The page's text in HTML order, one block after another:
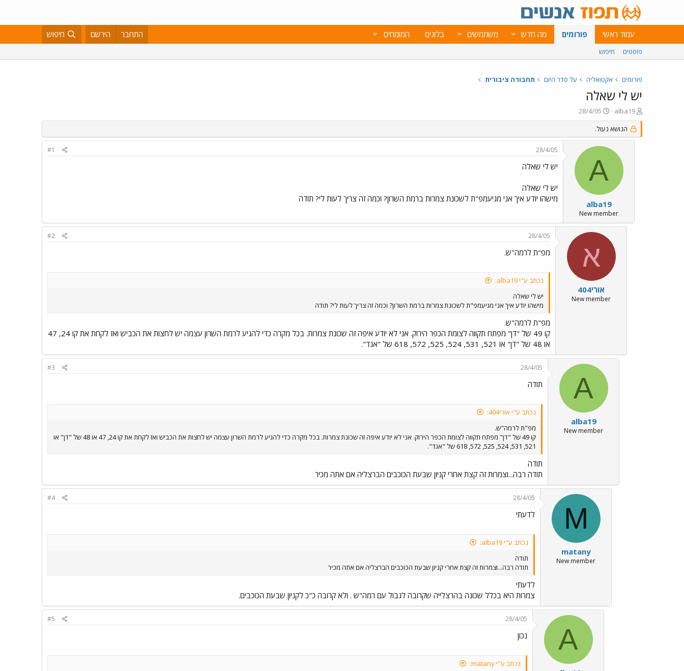
עמוד ראשי פורומים מה חדש משתמשים בלוגים המומחים התחבר הירשם חיפוש
פוסטים חיפוש
פורומים אקטואליה על סדר היום תחבורה ציבורית
יש לי שאלה
פ
ו
ת
ח
alba19
פ
ו
ר
ס
ם
ת
א
י
ך
28/4/05
הנושא נעול.
A
alba19
New member
28/4/05
#1
יש לי שאלה
יש לי שאלה
מישהו יודע איך אני מגיעמפ"ת לשכונת צמרות ברמת השרון? וכמה זה צריך לעות לי? תודה
א
אורי404
New member
28/4/05
#2
מפ"ת לרמה"ש.
נכתב ע"י alba19:
יש לי שאלה
מישהו יודע איך אני מגיעמפ"ת לשכונת צמרות ברמת השרון? וכמה זה צריך לעות לי? תודה
מפ"ת לרמה"ש.
קו 49 של "דן" מפתח תקווה לצומת הכפר הירוק. אני לא יודע איפה זה שכונת צמרות. בכל מקרה כדי להגיע לרמת השרון עצמה יש לחצות את הכביש ואז לקחת את קו 24, 47
או 48 של "דן" או 521, 531, 524, 525, 572, 618 של "אגד".
A
alba19
New member
28/4/05
#3
תודה
נכתב ע"י אורי404:
מפ"ת לרמה"ש.
קו 49 של "דן" מפתח תקווה לצומת הכפר הירוק. אני לא יודע איפה זה שכונת צמרות. בכל מקרה כדי להגיע לרמת השרון עצמה יש לחצות את הכביש ואז לקחת את קו 24, 47 או 48 של "דן" או
521, 531, 524, 525, 572, 618 של "אגד".
תודה
תודה רבה...וצמרות זה קצת אחרי קניון שבעת הכוכבים הברצליה אם אתה מכיר
M
matany
New member
28/4/05
#4
לדעתי
נכתב ע"י alba19:
תודה
תודה רבה...וצמרות זה קצת אחרי קניון שבעת הכוכבים הברצליה אם אתה מכיר
לדעתי
צמרות היא בכלל שכונה בהרצלייה שקרובה לגבול עם רמה"ש . ולא קרובה כ"כ לקניון שבעת הכוכבים.
A
28/4/05
#5
נכון
נכתב ע"י matany: